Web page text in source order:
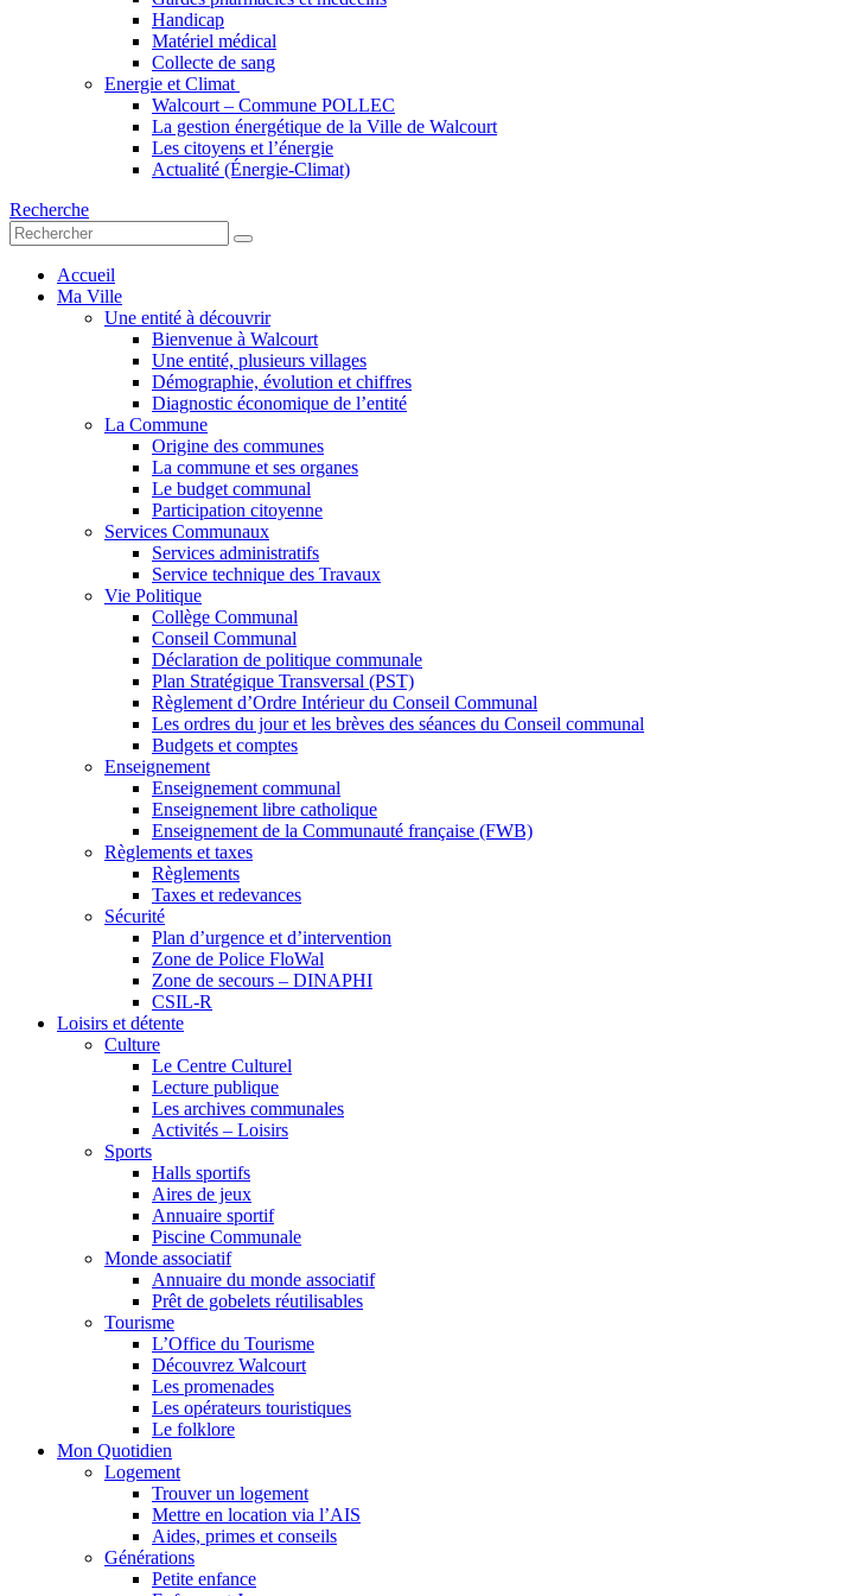
Handicap
Matériel médical
Collecte de sang
Energie et Climat
Walcourt – Commune POLLEC
La gestion énergétique de la Ville de Walcourt
Les citoyens et l’énergie
Actualité (Énergie-Climat)
Recherche
Accueil
Ma Ville
Une entité à découvrir
Bienvenue à Walcourt
Une entité, plusieurs villages
Démographie, évolution et chiffres
Diagnostic économique de l’entité
La Commune
Origine des communes
La commune et ses organes
Le budget communal
Participation citoyenne
Services Communaux
Services administratifs
Service technique des Travaux
Vie Politique
Collège Communal
Conseil Communal
Déclaration de politique communale
Plan Stratégique Transversal (PST)
Règlement d’Ordre Intérieur du Conseil Communal
Les ordres du jour et les brèves des séances du Conseil communal
Budgets et comptes
Enseignement
Enseignement communal
Enseignement libre catholique
Enseignement de la Communauté française (FWB)
Règlements et taxes
Règlements
Taxes et redevances
Sécurité
Plan d’urgence et d’intervention
Zone de Police FloWal
Zone de secours – DINAPHI
CSIL-R
Loisirs et détente
Culture
Le Centre Culturel
Lecture publique
Les archives communales
Activités – Loisirs
Sports
Halls sportifs
Aires de jeux
Annuaire sportif
Piscine Communale
Monde associatif
Annuaire du monde associatif
Prêt de gobelets réutilisables
Tourisme
L’Office du Tourisme
Découvrez Walcourt
Les promenades
Les opérateurs touristiques
Le folklore
Mon Quotidien
Logement
Trouver un logement
Mettre en location via l’AIS
Aides, primes et conseils
Générations
Petite enfance